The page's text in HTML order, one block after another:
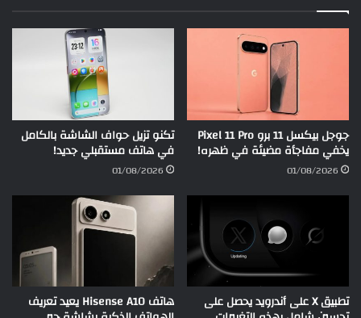
جوجل بيكسل 11 برو Pixel 11 Pro
يخفي مفاجأة مضيئة في ظهره!
01/08/2026
تكنو تزيل حواف الشاشة بالكامل
في هاتف مستقبلي جديد!
01/08/2026
تطبيق X على أندرويد يحصل على هاتف Hisense A10 يعيد تعريف